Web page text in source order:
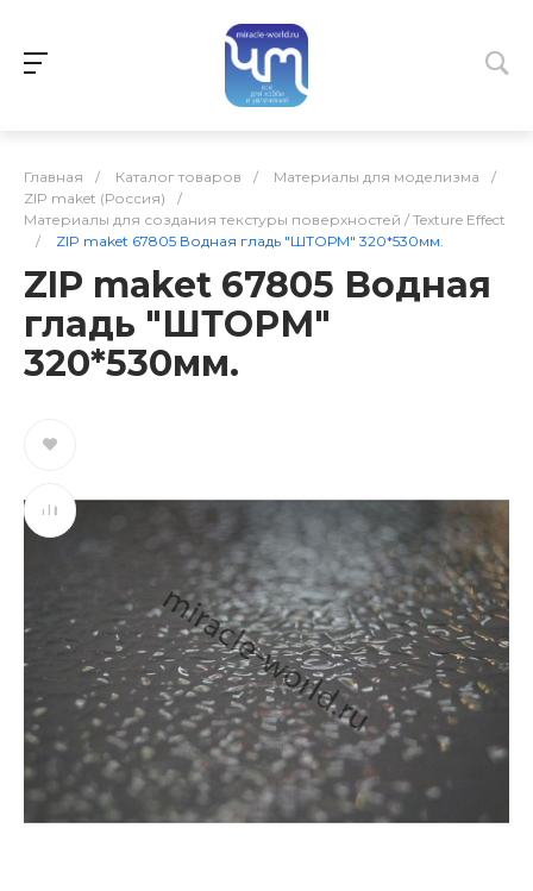
Главная / Каталог товаров / Материалы для моделизма
/
ZIP maket (Россия)
/
Материалы для создания текстуры поверхностей / Texture Effect
/
ZIP maket 67805 Водная гладь "ШТОРМ" 320*530мм.
ZIP maket 67805 Водная
гладь "ШТОРМ"
320*530мм.